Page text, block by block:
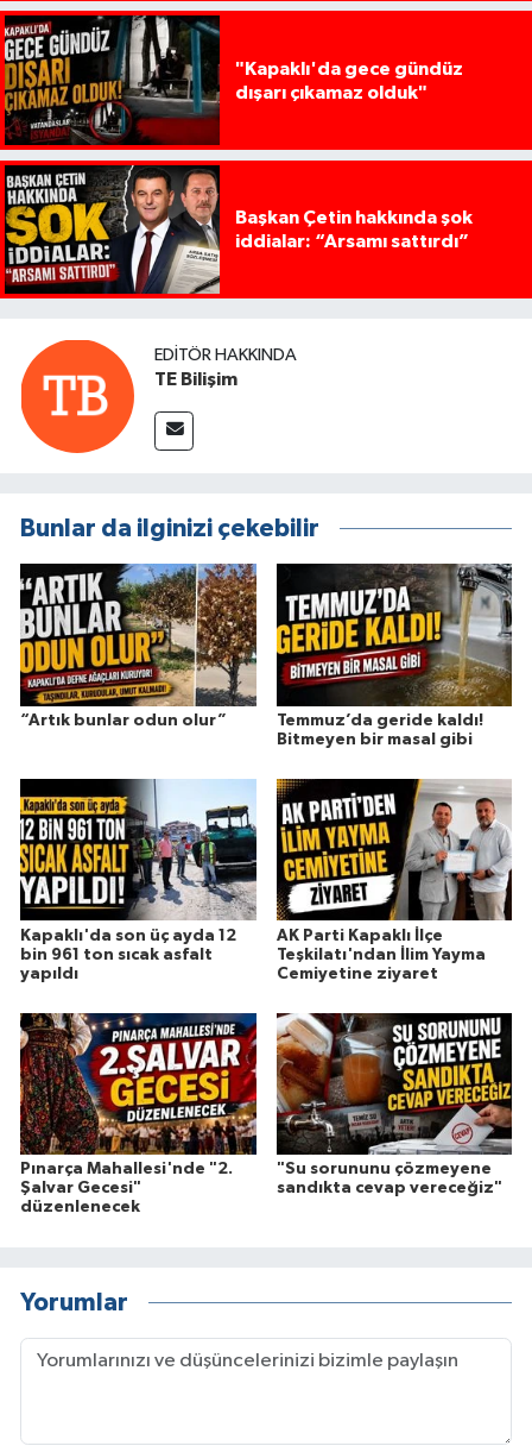
"Kapaklı'da gece gündüz
dışarı çıkamaz olduk"
Başkan Çetin hakkında şok
iddialar: “Arsamı sattırdı”
EDITÖR HAKKINDA
TE Bilişim
Bunlar da ilginizi çekebilir
“Artık bunlar odun olur”
Temmuz’da geride kaldı!
Bitmeyen bir masal gibi
Kapaklı'da son üç ayda 12
bin 961 ton sıcak asfalt
yapıldı
AK Parti Kapaklı İlçe
Teşkilatı'ndan İlim Yayma
Cemiyetine ziyaret
Pınarça Mahallesi'nde "2.
Şalvar Gecesi"
düzenlenecek
"Su sorununu çözmeyene
sandıkta cevap vereceğiz"
Yorumlar